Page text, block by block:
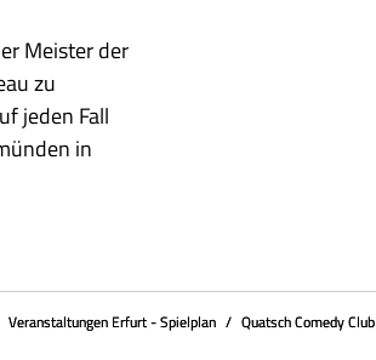
Meister der
zu
jeden Fall
in
Veranstaltungen Erfurt - Spielplan Quatsch Comedy Club